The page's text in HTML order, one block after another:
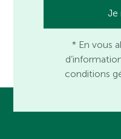
* En vous
conditions